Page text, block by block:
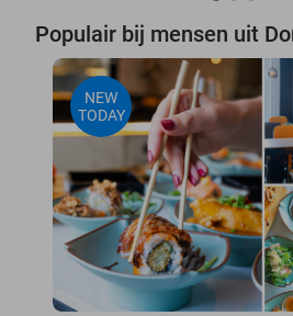
Populair bij mensen uit
NEW
TODAY